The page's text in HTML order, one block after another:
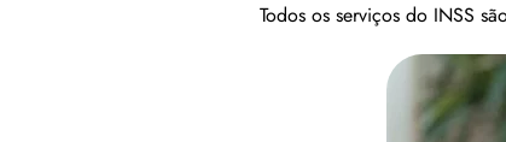
Todos os serviços do INSS